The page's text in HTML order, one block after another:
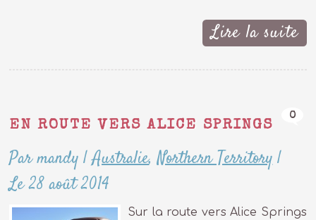
Lire la suite
EN ROUTE VERS ALICE SPRINGS
0
Par mandy |Australie,Northern Territory|
Le 28 août 2014
Sur la route vers Alice Springs